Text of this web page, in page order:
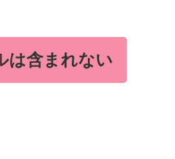
は含まれない